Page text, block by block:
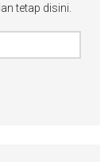
tetap disini.